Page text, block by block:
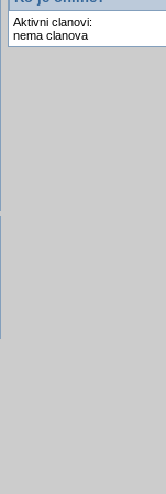
Aktivni clanovi:
nema clanova